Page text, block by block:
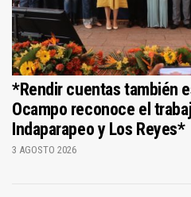
*Rendir cuentas también
Ocampo reconoce el
Indaparapeo y Los Reyes*
3 AGOSTO 2026